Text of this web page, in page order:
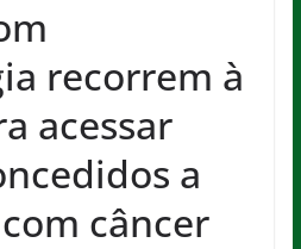
recorrem à
acessar
a
câncer